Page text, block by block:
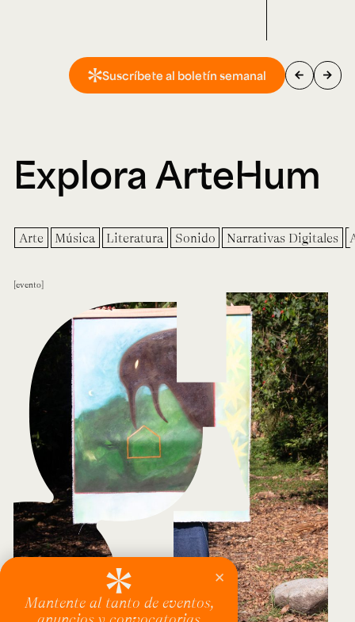
Suscríbete al boletín semanal arrow_back arrow_forward
Explora ArteHum
Arte Música Literatura Sonido Narrativas Digitales
evento